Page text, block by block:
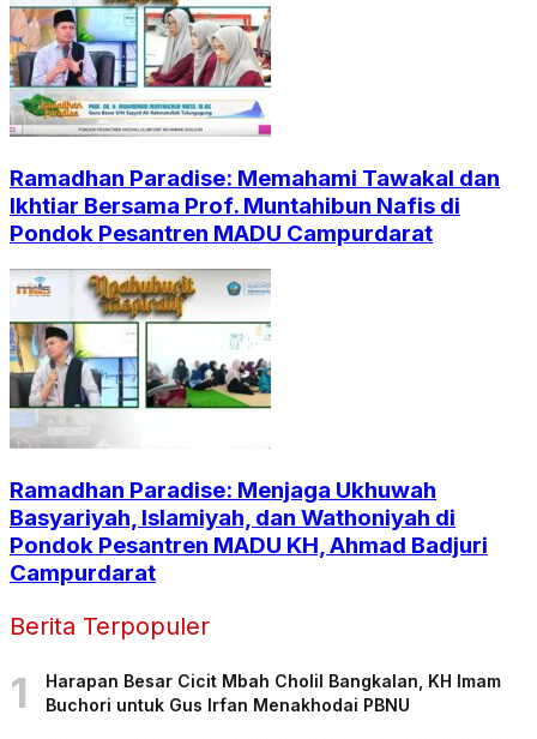
Ramadhan Paradise: Memahami Tawakal dan
Ikhtiar Bersama Prof. Muntahibun Nafis di
Pondok Pesantren MADU Campurdarat
Ramadhan Paradise: Menjaga Ukhuwah
Basyariyah, Islamiyah, dan Wathoniyah di
Pondok Pesantren MADU KH, Ahmad Badjuri
Campurdarat
Berita Terpopuler
1
Harapan Besar Cicit Mbah Cholil Bangkalan, KH Imam
Buchori untuk Gus Irfan Menakhodai PBNU